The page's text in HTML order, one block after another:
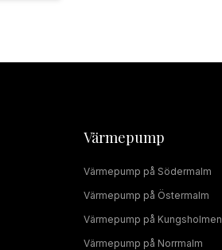
Värmepump
Värmepump på Södermalm
Värmepump på Östermalm
Värmepump på Kungsholmen
Värmepump på Norrmalm